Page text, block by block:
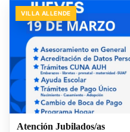
VILLA ALLENDE
Atención Jubilados/as